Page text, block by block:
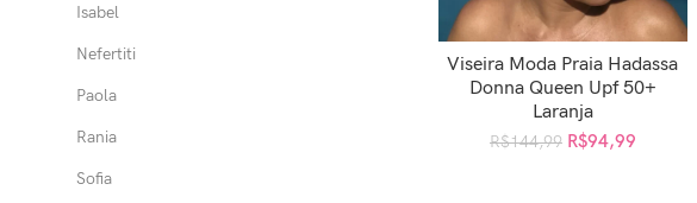
Isabel
Nefertiti
Paola
Rania
Sofia
ADICIONAR AO CARRINHO
Viseira Moda Praia Hadassa
Donna Queen Upf 50+
Laranja
R$144,99 R$94,99